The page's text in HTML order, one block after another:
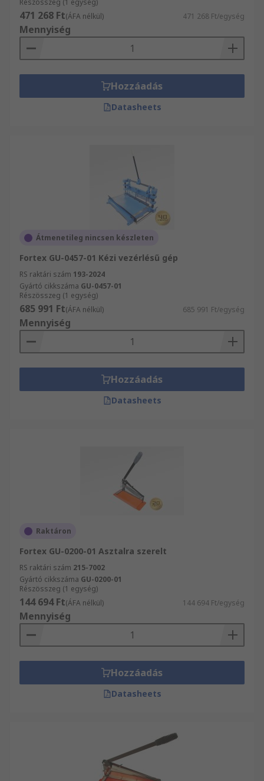
csatlakozók széles választékát forgalmazza,
többek között NYÁK prototípus gyártás és NYÁK
prototípus gyártás átfogó választékát.
Weboldalunkon Elektronikus alkatrészek,
elektromos készülékek és csatlakozók teljes
kínálatából válogathat. Válogasson kínálatunkból
és győződjön meg Ön is kitűnő
Részösszeg (1 egység)
471 268 Ft(ÁFA nélkül) 471 268 Ft/egység
Mennyiség
Hozzáadás
Datasheets
Átmenetileg nincsen készleten
Fortex GU-0457-01 Kézi vezérlésű gép
RS raktári szám 193-2024
Gyártó cikkszáma GU-0457-01
Részösszeg (1 egység)
685 991 Ft(ÁFA nélkül) 685 991 Ft/egység
Mennyiség
Hozzáadás
Datasheets
Raktáron
Fortex GU-0200-01 Asztalra szerelt
RS raktári szám 215-7002
Gyártó cikkszáma GU-0200-01
Részösszeg (1 egység)
144 694 Ft(ÁFA nélkül) 144 694 Ft/egység
Mennyiség
Hozzáadás
Datasheets